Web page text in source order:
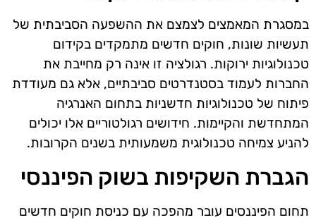
במסגרת המאמצים לצמצם את ההשפעה הסביבתית של
תעשיות שונות, חוקים חדשים מתמקדים בקידום
טכנולוגיות ירוקות. רגולציה זו אינה רק מחייבת את
החברות לעמוד בסטנדרטים סביבתיים, אלא גם מעודדת
פיתוח של טכנולוגיות חדשניות בתחום האנרגיה
המתחדשת והקיימות. חידושים רגולטוריים אלו יכולים
להניע צמיחה טכנולוגית משמעותית בשנים הקרובות.
הגברת השקיפות בשוק הפיננסי
תחום הפיננסים עובר מהפכה עם כניסת חוקים חדשים